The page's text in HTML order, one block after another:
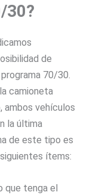
30?
de
70/30.
camioneta
ambos vehículos
la última
de este tipo es
ítems:
que tenga el